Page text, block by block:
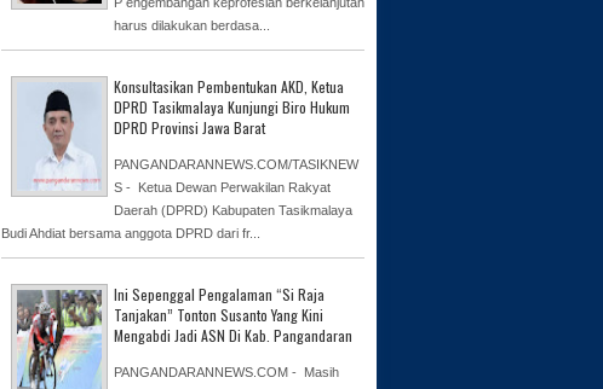
harus dilakukan berdasa...
Konsultasikan Pembentukan AKD, Ketua
DPRD Tasikmalaya Kunjungi Biro Hukum
DPRD Provinsi Jawa Barat
PANGANDARANNEWS.COM/TASIKNEW
S - Ketua Dewan Perwakilan Rakyat
Daerah (DPRD) Kabupaten Tasikmalaya
Budi Ahdiat bersama anggota DPRD dari fr...
Ini Sepenggal Pengalaman “Si Raja
Tanjakan” Tonton Susanto Yang Kini
Mengabdi Jadi ASN Di Kab. Pangandaran
PANGANDARANNEWS.COM - Masih